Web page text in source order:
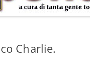
ELENCO DELLE ABBREVIAZIONI E
Charlie.